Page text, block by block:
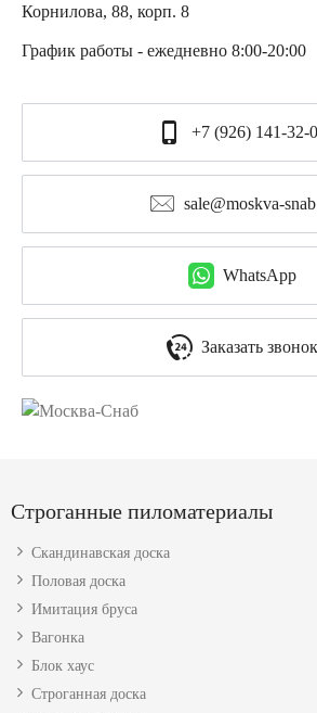
Корнилова, 88, корп. 8
График работы - ежедневно 8:00-20:00
+7 (926) 141-32-
sale@moskva-
WhatsApp
Заказать звонок
Строганные пиломатериалы
Скандинавская доска
Половая доска
Имитация бруса
Вагонка
Блок хаус
Строганная доска